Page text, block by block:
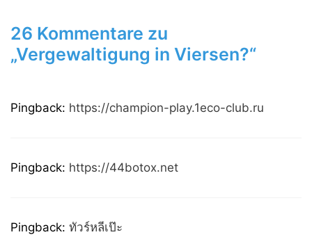
26 Kommentare zu
„Vergewaltigung in Viersen?“
Pingback: https://champion-play.1eco-club.ru
Pingback: https://44botox.net
Pingback: ทัวร์หลีเป๊ะ